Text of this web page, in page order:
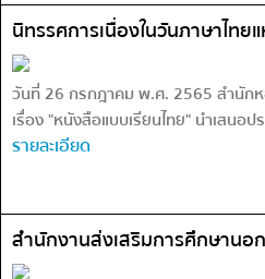
นิทรรศการเนื่องในวันภาษาไทย
วันที่ 26 กรกฎาคม พ.ศ. 2565 สำนักห
เรื่อง "หนังสือแบบเรียนไทย" นำเสน
รายละเอียด
สำนักงานส่งเสริมการศึกษาน